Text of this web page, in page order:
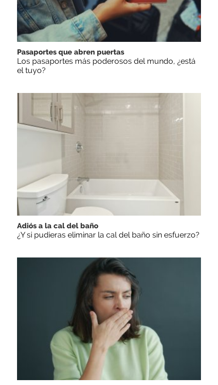
Pasaportes que abren puertas
Los pasaportes más poderosos del mundo, ¿está
el tuyo?
Adiós a la cal del baño
¿Y si pudieras eliminar la cal del baño sin esfuerzo?